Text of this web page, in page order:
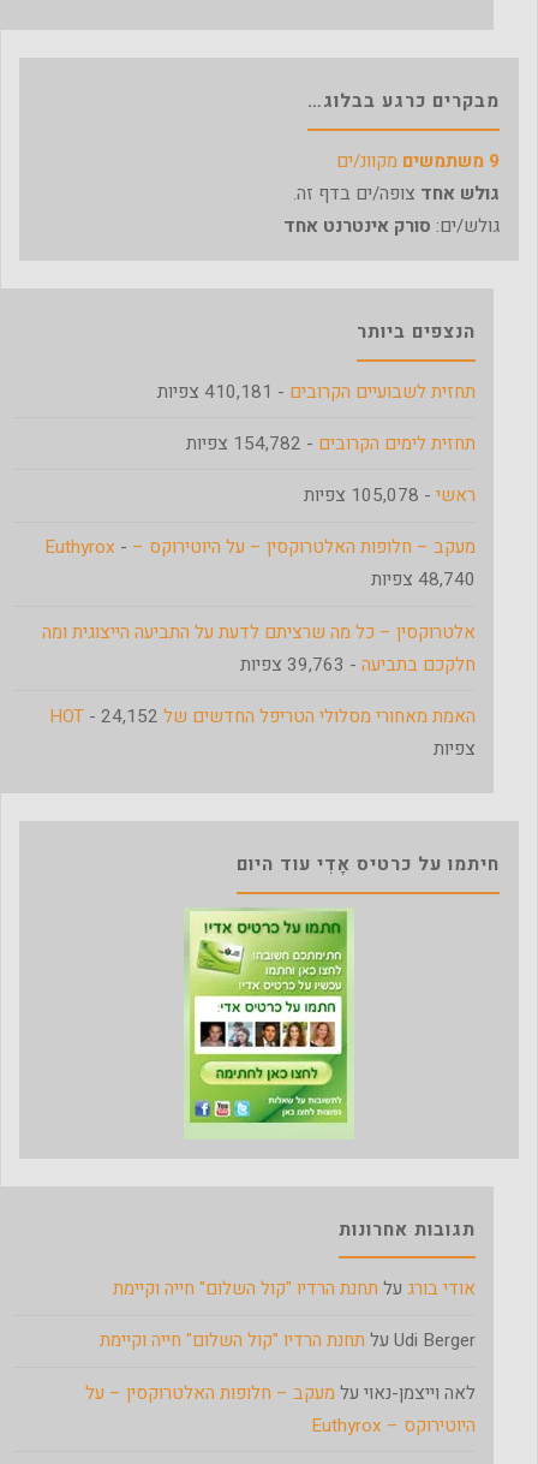
מבקרים כרגע בבלוג…
9 משתמשים
מקוונ/ים
גולש אחד צופה/ים בדף זה.
גולש/ים: סורק אינטרנט אחד
הנצפים ביותר
תחזית לשבועיים הקרובים - 410,181 צפיות
תחזית לימים הקרובים - 154,782 צפיות
ראשי - 105,078 צפיות
מעקב – חלופות האלטרוקסין – על היוטירוקס – Euthyrox -
48,740 צפיות
אלטרוקסין – כל מה שרציתם לדעת על התביעה הייצוגית ומה
חלקכם בתביעה - 39,763 צפיות
האמת מאחורי מסלולי הטריפל החדשים של HOT - 24,152
צפיות
חיתמו על כרטיס אָדִי עוד היום
תגובות אחרונות
אודי בורג על תחנת הרדיו "קול השלום" חייה וקיימת
Udi Berger על תחנת הרדיו "קול השלום" חייה וקיימת
לאה וייצמן-נאוי על מעקב – חלופות האלטרוקסין – על
היוטירוקס – Euthyrox